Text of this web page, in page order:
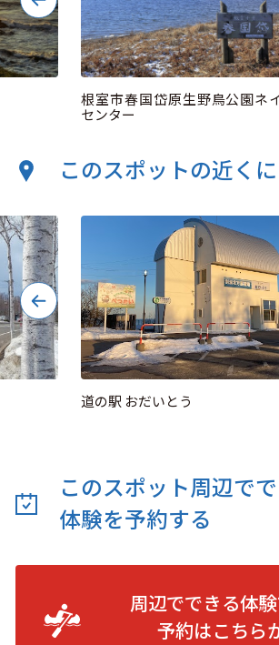
根室市春国岱原生野鳥公園ネ
センター
このスポットの近く
道の駅 おだいとう
このスポット周辺で
体験を予約する
周辺でできる体
予約はこちら